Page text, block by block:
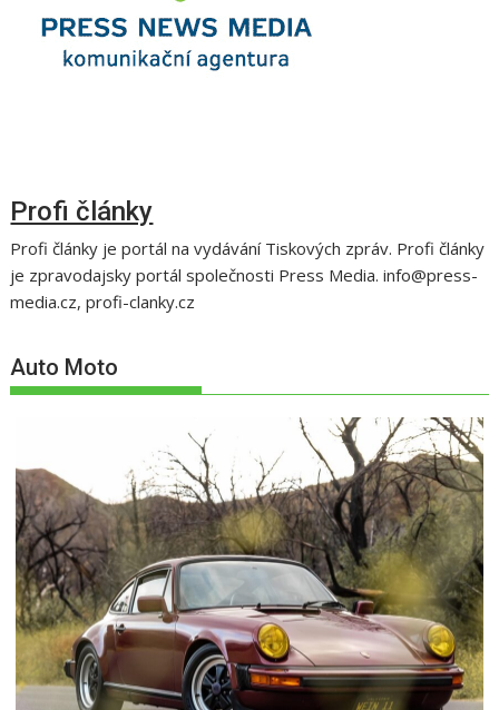
Profi články
Profi články je portál na vydávání Tiskových zpráv. Profi články
je zpravodajsky portál společnosti Press Media. info@press-
media.cz, profi-clanky.cz
Auto Moto